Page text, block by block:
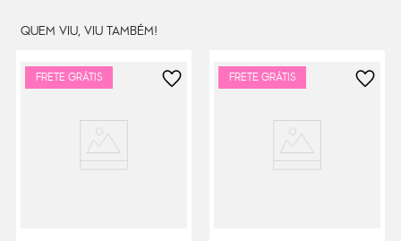
Peso
QUEM VIU, VIU TAMBÉM!
FRETE GRÁTIS FRETE GRÁTIS